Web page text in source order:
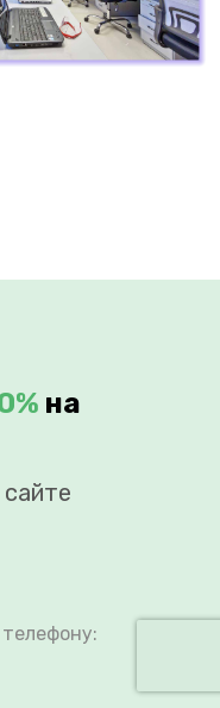
на